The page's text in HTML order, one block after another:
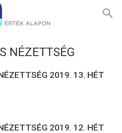
NÉZETTSÉG
2019. 13. HÉT
2019. 12. HÉT